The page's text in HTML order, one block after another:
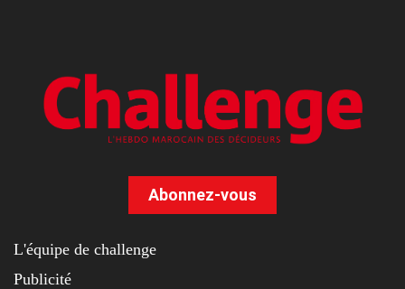
Abonnez-vous
L'équipe de challenge
Publicité